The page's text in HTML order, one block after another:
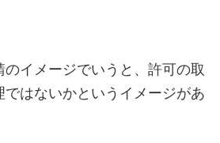
イメージでいうと、許可の取
はないかというイメージがあ